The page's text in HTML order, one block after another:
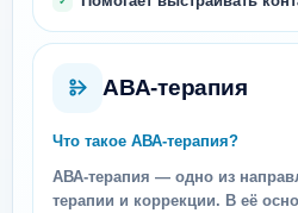
АВА-терапия
Что такое АВА-терапия?
АВА-терапия — одно из
терапии и коррекции. В её